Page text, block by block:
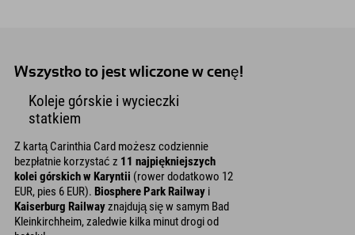
Wszystko to jest wliczone w cenę!
Koleje górskie i wycieczki
statkiem
Z kartą Carinthia Card możesz codziennie
bezpłatnie korzystać z 11 najpiękniejszych
kolei górskich w Karyntii (rower dodatkowo 12
EUR, pies 6 EUR). Biosphere Park Railway i
Kaiserburg Railwayznajdują się w samym Bad
Kleinkirchheim, zaledwie kilka minut drogi od